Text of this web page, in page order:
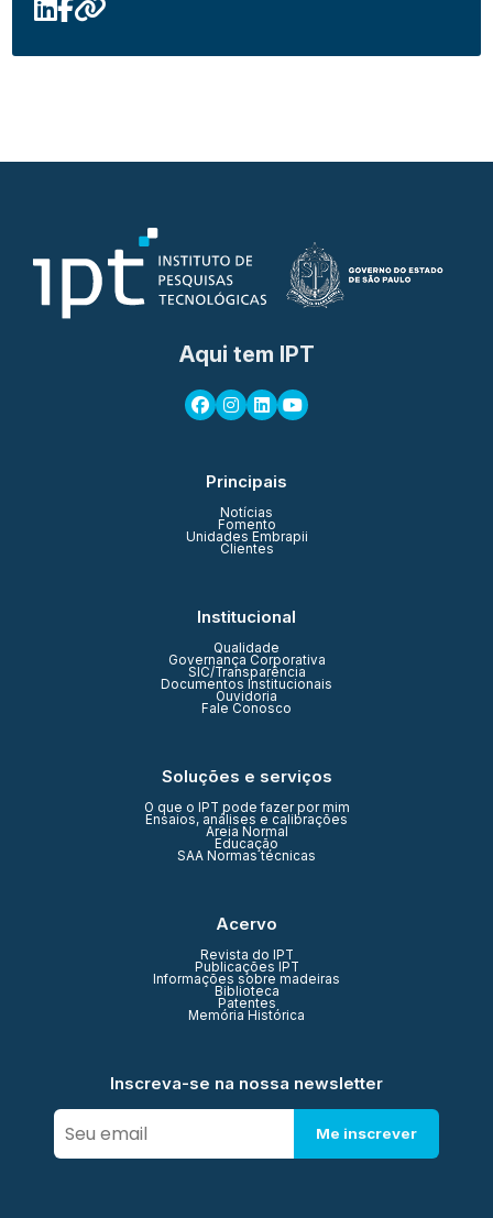
Aqui tem IPT
Principais
Notícias
Fomento
Unidades Embrapii
Clientes
Institucional
Qualidade
Governança Corporativa
SIC/Transparência
Documentos Institucionais
Ouvidoria
Fale Conosco
Soluções e serviços
O que o IPT pode fazer por mim
Ensaios, análises e calibrações
Areia Normal
Educação
SAA Normas técnicas
Acervo
Revista do IPT
Publicações IPT
Informações sobre madeiras
Biblioteca
Patentes
Memória Histórica
Inscreva-se na nossa newsletter
Me inscrever